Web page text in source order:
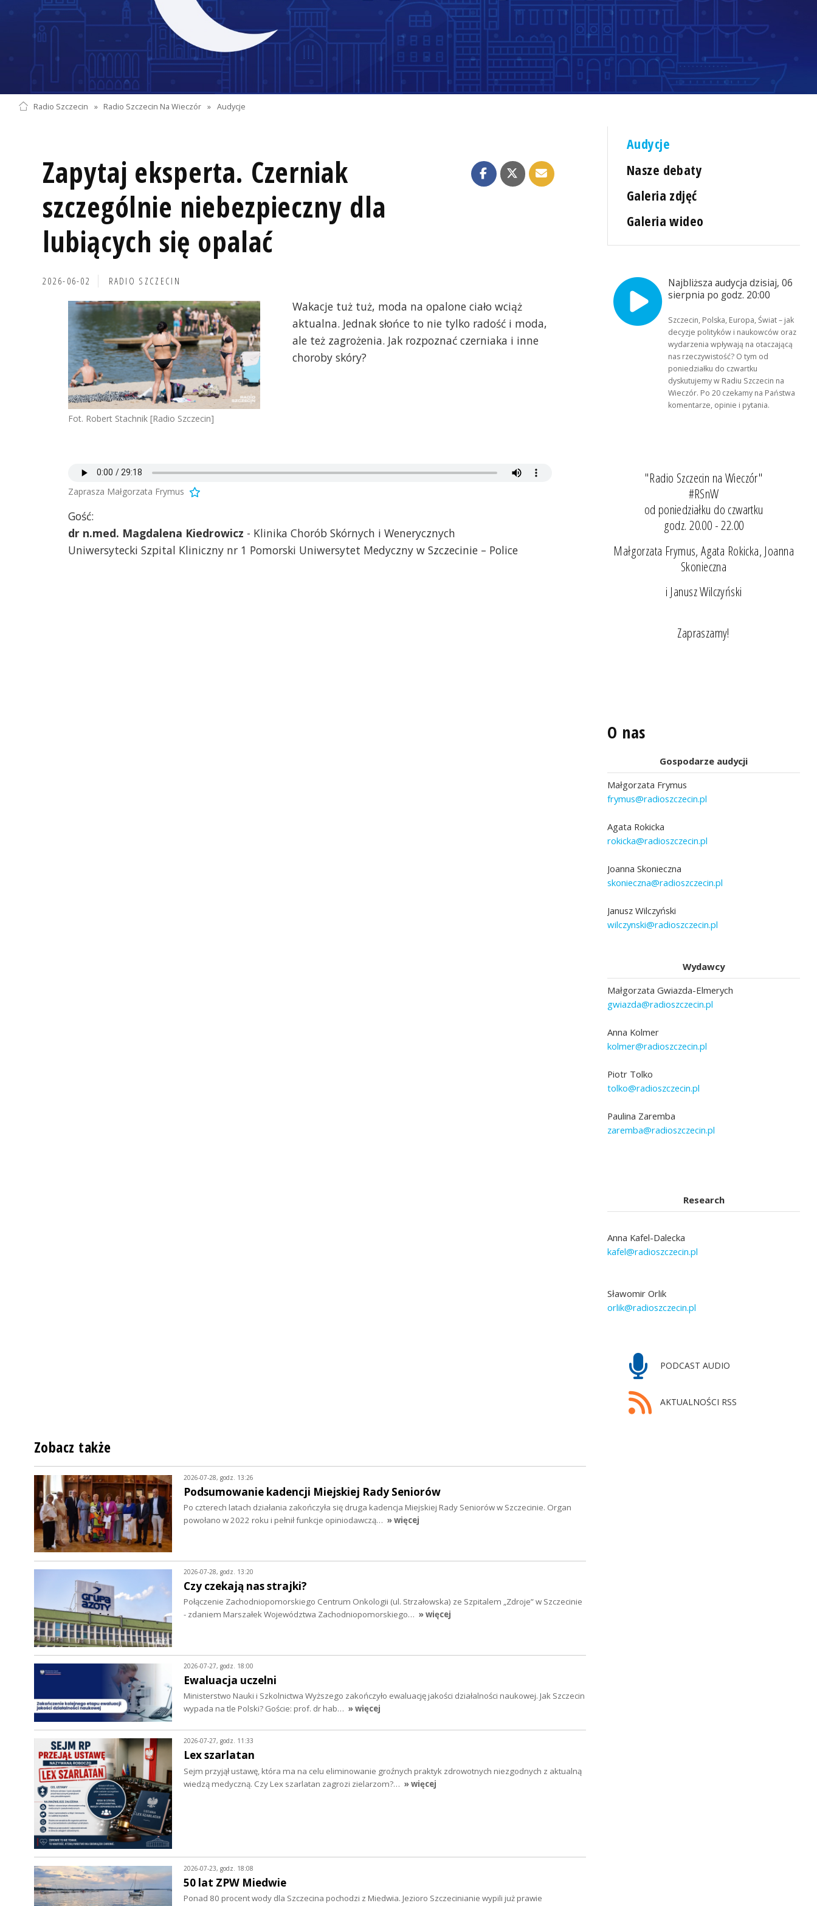
Radio Szczecin » Radio Szczecin Na Wieczór » Audycje
Zapytaj eksperta. Czerniak
szczególnie niebezpieczny dla
lubiących się opalać
2026-06-02 RADIO SZCZECIN
Fot. Robert Stachnik [Radio Szczecin]
Wakacje tuż tuż, moda na opalone ciało wciąż
aktualna. Jednak słońce to nie tylko radość i moda,
ale też zagrożenia. Jak rozpoznać czerniaka i inne
choroby skóry?
Zaprasza Małgorzata Frymus
Gość:
dr n.med. Magdalena Kiedrowicz - Klinika Chorób Skórnych i Wenerycznych
Uniwersytecki Szpital Kliniczny nr 1 Pomorski Uniwersytet Medyczny w Szczecinie – Police
Audycje
Nasze debaty
Galeria zdjęć
Galeria wideo
Najbliższa audycja dzisiaj, 06
sierpnia po godz. 20:00
Szczecin, Polska, Europa, Świat – jak
decyzje polityków i naukowców oraz
wydarzenia wpływają na otaczającą
nas rzeczywistość? O tym od
poniedziałku do czwartku
dyskutujemy w Radiu Szczecin na
Wieczór. Po 20 czekamy na Państwa
komentarze, opinie i pytania.
"Radio Szczecin na Wieczór"
#RSnW
od poniedziałku do czwartku
godz. 20.00 - 22.00
Małgorzata Frymus, Agata Rokicka, Joanna
Skonieczna
i Janusz Wilczyński
Zapraszamy!
O nas
Gospodarze audycji
Małgorzata Frymus
frymus@radioszczecin.pl
Agata Rokicka
rokicka@radioszczecin.pl
Joanna Skonieczna
skonieczna@radioszczecin.pl
Janusz Wilczyński
wilczynski@radioszczecin.pl
Wydawcy
Małgorzata Gwiazda-Elmerych
gwiazda@radioszczecin.pl
Anna Kolmer
kolmer@radioszczecin.pl
Piotr Tolko
tolko@radioszczecin.pl
Paulina Zaremba
zaremba@radioszczecin.pl
Research
Anna Kafel-Dalecka
kafel@radioszczecin.pl
Sławomir Orlik
orlik@radioszczecin.pl
PODCAST AUDIO
AKTUALNOŚCI RSS
Zobacz także
2026-07-28, godz. 13:26
Podsumowanie kadencji Miejskiej Rady Seniorów
Po czterech latach działania zakończyła się druga kadencja Miejskiej Rady Seniorów w Szczecinie. Organ
powołano w 2022 roku i pełnił funkcje opiniodawczą… » więcej
2026-07-28, godz. 13:20
Czy czekają nas strajki?
Połączenie Zachodniopomorskiego Centrum Onkologii (ul. Strzałowska) ze Szpitalem „Zdroje” w Szczecinie
- zdaniem Marszałek Województwa Zachodniopomorskiego… » więcej
2026-07-27, godz. 18:00
Ewaluacja uczelni
Ministerstwo Nauki i Szkolnictwa Wyższego zakończyło ewaluację jakości działalności naukowej. Jak Szczecin
wypada na tle Polski? Goście: prof. dr hab… » więcej
2026-07-27, godz. 11:33
Lex szarlatan
Sejm przyjął ustawę, która ma na celu eliminowanie groźnych praktyk zdrowotnych niezgodnych z aktualną
wiedzą medyczną. Czy Lex szarlatan zagrozi zielarzom?… » więcej
2026-07-23, godz. 18:08
50 lat ZPW Miedwie
Ponad 80 procent wody dla Szczecina pochodzi z Miedwia. Jezioro Szczecinianie wypili już prawie